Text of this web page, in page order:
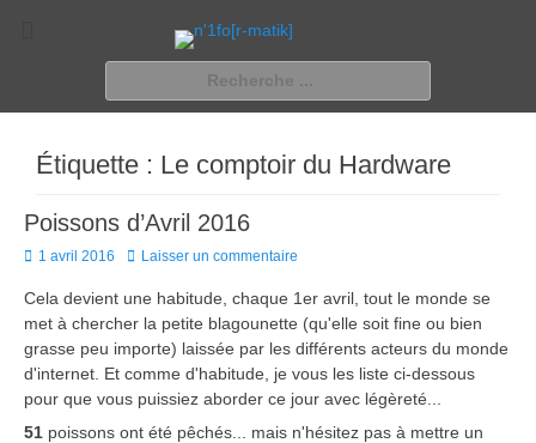
n'1fo[r-matik]
Pour les nymphos d'infos en info…
Étiquette : Le comptoir du Hardware
Poissons d’Avril 2016
Posted
1 avril 2016 Laisser un commentaire
Cela devient une habitude, chaque 1er avril, tout le monde se
met à chercher la petite blagounette (qu'elle soit fine ou bien
grasse peu importe) laissée par les différents acteurs du monde
d'internet. Et comme d'habitude, je vous les liste ci-dessous
pour que vous puissiez aborder ce jour avec légèreté...
51 poissons ont été pêchés... mais n'hésitez pas à mettre un